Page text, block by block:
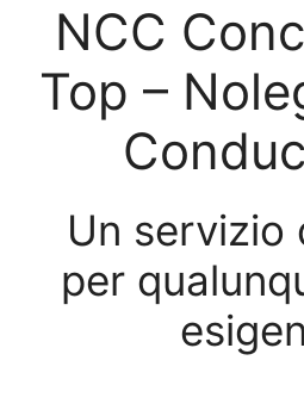
NCC
Top –
Un servizio
per